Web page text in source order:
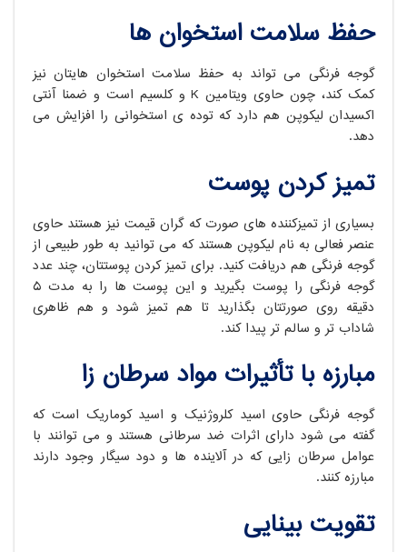
حفظ سلامت استخوان ها
گوجه فرنگی می تواند به حفظ سلامت استخوان هایتان نیز
کمک کند، چون حاوی ویتامین K و کلسیم است و ضمناً آنتی
اکسیدان لیکوپن هم دارد که توده ی استخوانی را افزایش می
دهد.
تمیز کردن پوست
بسیاری از تمیزکننده های صورت که گران قیمت نیز هستند حاوی
عنصر فعالی به نام لیکوپن هستند که می توانید به طور طبیعی از
گوجه فرنگی هم دریافت کنید. برای تمیز کردن پوستتان، چند عدد
گوجه فرنگی را پوست بگیرید و این پوست ها را به مدت 5
دقیقه روی صورتتان بگذارید تا هم تمیز شود و هم ظاهری
شاداب تر و سالم تر پیدا کند.
مبارزه با تأثیرات مواد سرطان زا
گوجه فرنگی حاوی اسید کلروژنیک و اسید کوماریک است که
گفته می شود دارای اثرات ضد سرطانی هستند و می توانند با
عوامل سرطان زایی که در آلاینده ها و دود سیگار وجود دارند
مبارزه کنند.
تقویت بینایی